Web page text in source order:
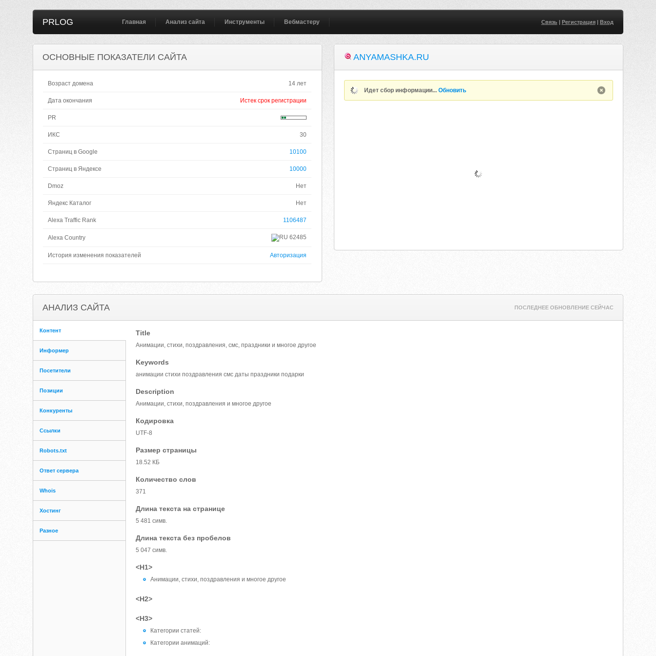
PRLOG Главная Анализ сайта Инструменты Вебмастеру Связь| Регистрация| Вход
ОСНОВНЫЕ ПОКАЗАТЕЛИ САЙТА
Возраст домена 14 лет
Дата окончания Истек срок регистрации
PR
ИКС 30
Страниц в Google 10100
Страниц в Яндексе 10000
Dmoz Нет
Яндекс Каталог Нет
Alexa Traffic Rank 1106487
Alexa Country 62485
История изменения показателей Авторизация
ANYAMASHKA.RU
Идет сбор информации...Обновить
АНАЛИЗ САЙТА ПОСЛЕДНЕЕ ОБНОВЛЕНИЕ СЕЙЧАС
Контент
Информер
Посетители
Позиции
Конкуренты
Ссылки
Robots.txt
Ответ сервера
Whois
Хостинг
Разное
Title
Анимации, стихи, поздравления, смс, праздники и многое другое
Keywords
анимации стихи поздравления смс даты праздники подарки
Description
Анимации, стихи, поздравления и многое другое
Кодировка
UTF-8
Размер страницы
18.52 КБ
Количество слов
371
Длина текста на странице
5 481 симв.
Длина текста без пробелов
5 047 симв.
<H1>
Анимации, стихи, поздравления и многое другое
<H2>
<H3>
Категории статей:
Категории анимаций: